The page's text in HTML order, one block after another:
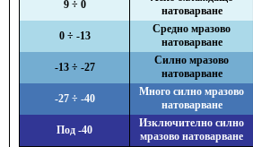
9 ÷ 0
натоварване
0 ÷ -13
Средно мразово
натоварване
-13 ÷ -27
Силно мразово
натоварване
-27 ÷ -40
Много силно мразово
натоварване
Под -40
Изключително силно
мразово натоварване